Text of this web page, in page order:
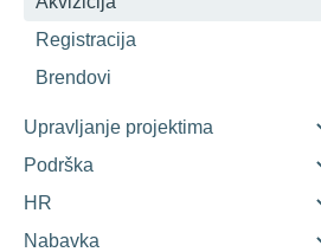
Registracija
Brendovi
Upravljanje projektima
Podrška
HR
Nabavka